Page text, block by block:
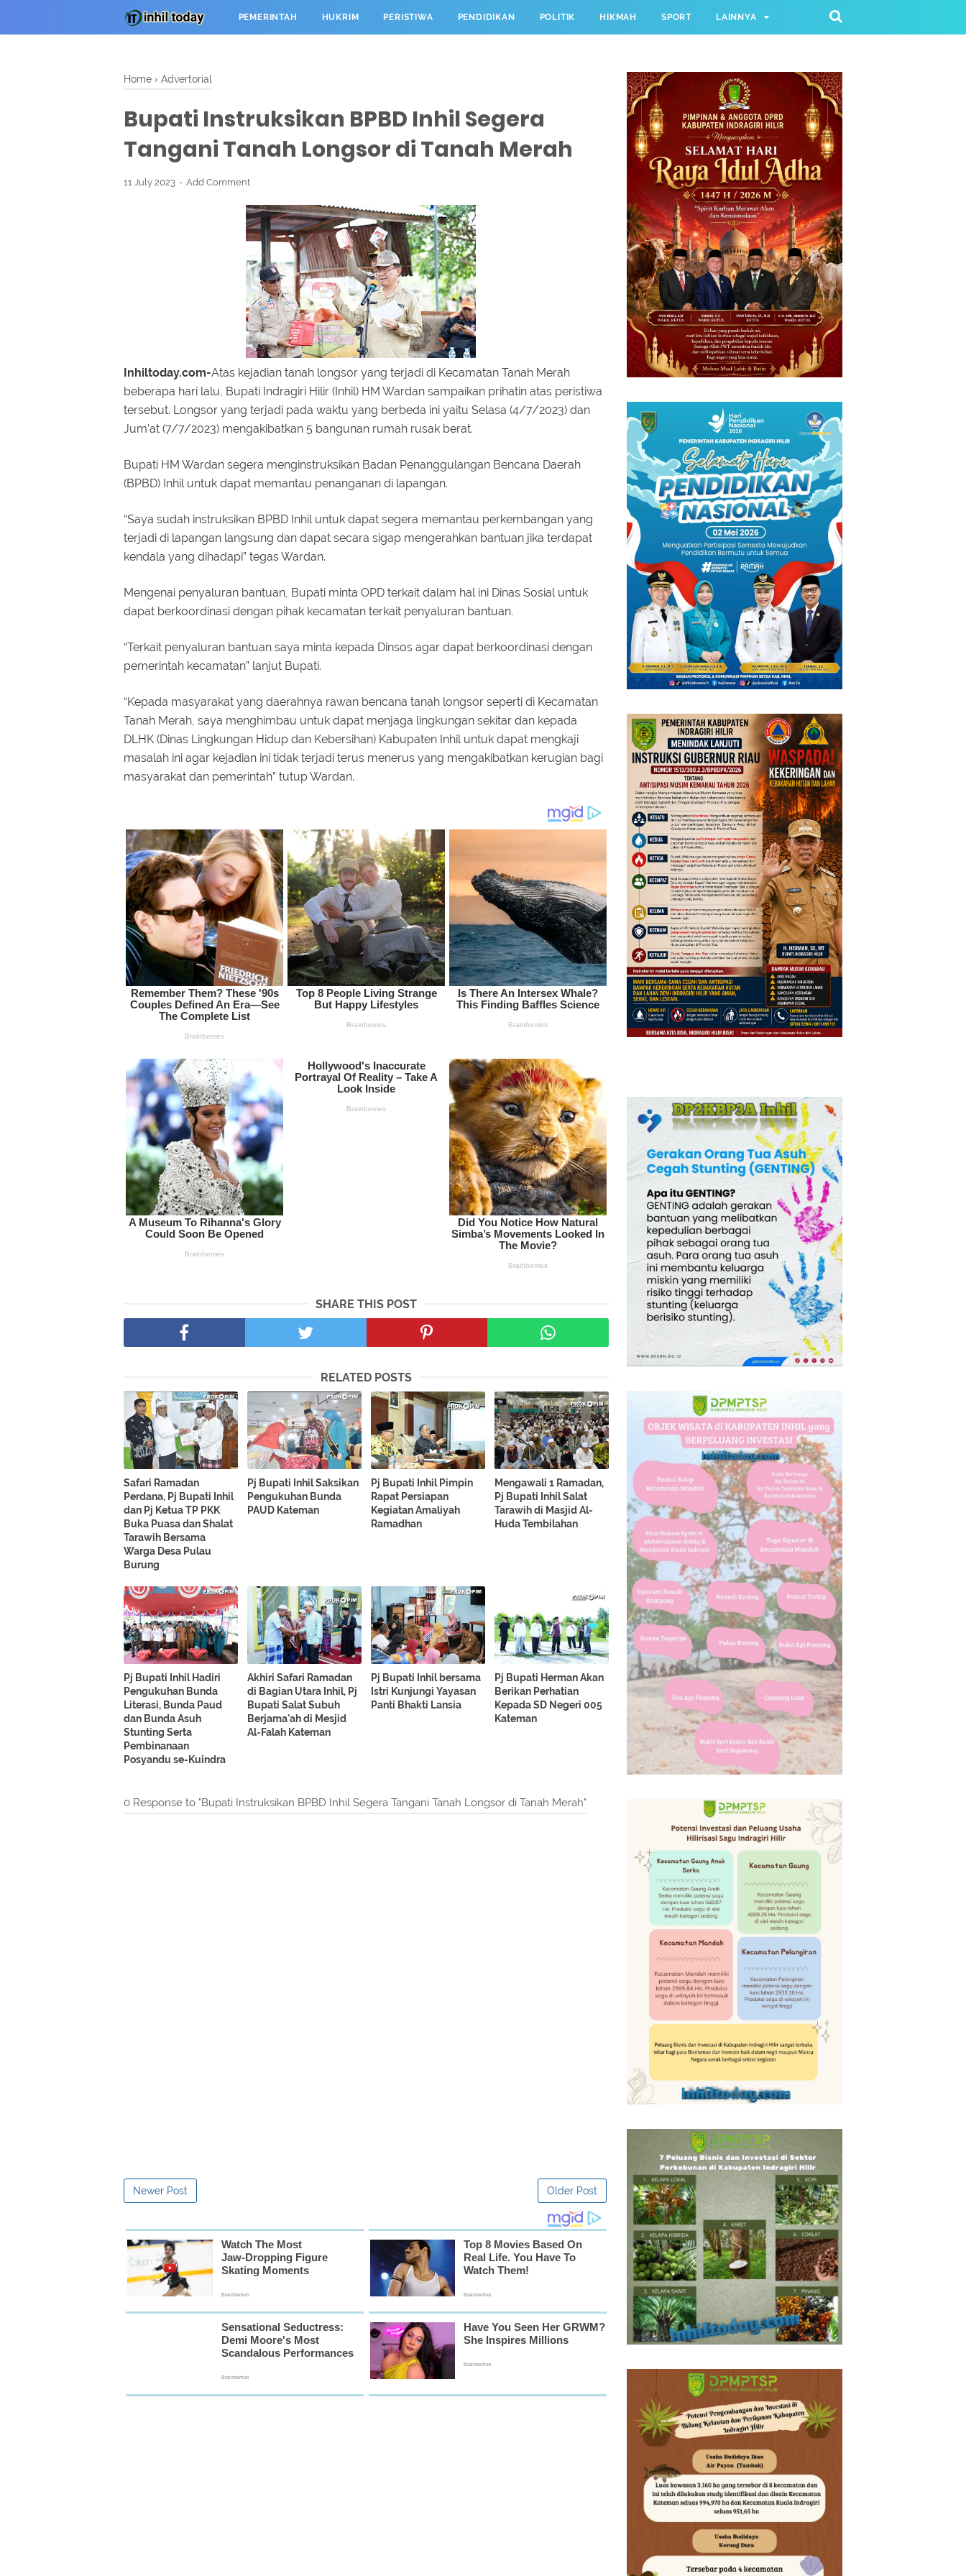
PEMERINTAH HUKRIM PERISTIWA PENDIDIKAN POLITIK HIKMAH SPORT LAINNYA
Home › Advertorial
Bupati Instruksikan BPBD Inhil Segera
Tangani Tanah Longsor di Tanah Merah
11 July 2023 Add Comment
Inhiltoday.com-Atas kejadian tanah longsor yang terjadi di Kecamatan Tanah Merah
beberapa hari lalu, Bupati Indragiri Hilir (Inhil) HM Wardan sampaikan prihatin atas peristiwa
tersebut. Longsor yang terjadi pada waktu yang berbeda ini yaitu Selasa (4/7/2023) dan
Jum’at (7/7/2023) mengakibatkan 5 bangunan rumah rusak berat.
Bupati HM Wardan segera menginstruksikan Badan Penanggulangan Bencana Daerah
(BPBD) Inhil untuk dapat memantau penanganan di lapangan.
“Saya sudah instruksikan BPBD Inhil untuk dapat segera memantau perkembangan yang
terjadi di lapangan langsung dan dapat secara sigap mengerahkan bantuan jika terdapat
kendala yang dihadapi” tegas Wardan.
Mengenai penyaluran bantuan, Bupati minta OPD terkait dalam hal ini Dinas Sosial untuk
dapat berkoordinasi dengan pihak kecamatan terkait penyaluran bantuan.
“Terkait penyaluran bantuan saya minta kepada Dinsos agar dapat berkoordinasi dengan
pemerintah kecamatan” lanjut Bupati.
“Kepada masyarakat yang daerahnya rawan bencana tanah longsor seperti di Kecamatan
Tanah Merah, saya menghimbau untuk dapat menjaga lingkungan sekitar dan kepada
DLHK (Dinas Lingkungan Hidup dan Kebersihan) Kabupaten Inhil untuk dapat mengkaji
masalah ini agar kejadian ini tidak terjadi terus menerus yang mengakibatkan kerugian bagi
masyarakat dan pemerintah” tutup Wardan.
SHARE THIS POST
RELATED POSTS
Safari Ramadan
Perdana, Pj Bupati Inhil
dan Pj Ketua TP PKK
Buka Puasa dan Shalat
Tarawih Bersama
Warga Desa Pulau
Burung
Pj Bupati Inhil Saksikan
Pengukuhan Bunda
PAUD Kateman
Pj Bupati Inhil Pimpin
Rapat Persiapan
Kegiatan Amaliyah
Ramadhan
Mengawali 1 Ramadan,
Pj Bupati Inhil Salat
Tarawih di Masjid Al-
Huda Tembilahan
Pj Bupati Inhil Hadiri
Pengukuhan Bunda
Literasi, Bunda Paud
dan Bunda Asuh
Stunting Serta
Pembinanaan
Posyandu se-Kuindra
Akhiri Safari Ramadan
di Bagian Utara Inhil, Pj
Bupati Salat Subuh
Berjama'ah di Mesjid
Al-Falah Kateman
Pj Bupati Inhil bersama
Istri Kunjungi Yayasan
Panti Bhakti Lansia
Pj Bupati Herman Akan
Berikan Perhatian
Kepada SD Negeri 005
Kateman
0 Response to "Bupati Instruksikan BPBD Inhil Segera Tangani Tanah Longsor di Tanah Merah"
Newer Post Older Post